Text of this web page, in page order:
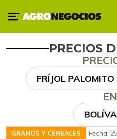
PRECIOS
FRÍJOL
EN
GRANOS Y CEREALES Fecha: